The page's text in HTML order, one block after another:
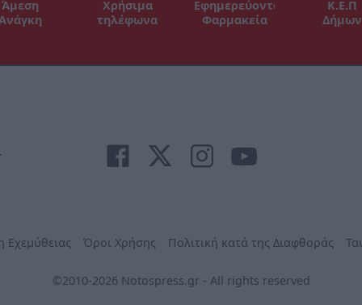
Άμεση
Χρήσιμα
τηλέφωνα
Εφημερεύοντα
Φαρμακεία
Κ.Ε.Π
Δήμων
Εχεμύθειας Όροι Χρήσης Πολιτική κατά της Διαφθοράς
©2010-2026 Notospress.gr - All rights reserved